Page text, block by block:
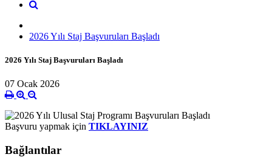
2026 Yılı Staj Başvuruları Başladı
2026 Yılı Staj Başvuruları Başladı
07 Ocak 2026
Başvuru yapmak için TIKLAYINIZ
Bağlantılar